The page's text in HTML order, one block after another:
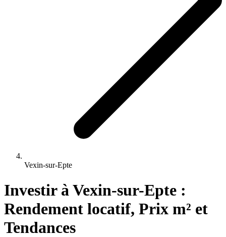
Vexin-sur-Epte
Investir à Vexin-sur-Epte :
Rendement locatif, Prix m² et
Tendances